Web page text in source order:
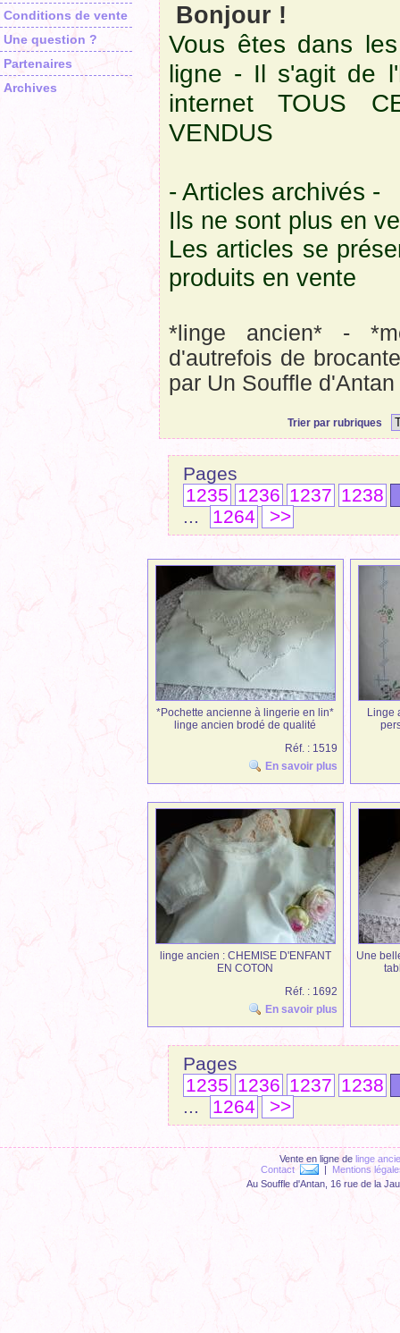
Conditions de vente
Une question ?
Partenaires
Archives
Bonjour !
Vous êtes dans
ligne - Il s'agit de
internet TOUS
VENDUS
- Articles archivés -
Ils ne sont plus en
Les articles se
produits en vente
*linge ancien* -
d'autrefois de
par Un Souffle d'Antan
Trier par rubriques
1235 1236 1237 1238
...
1264 >>
*Pochette ancienne à lingerie en lin*
linge ancien brodé de qualité
Réf. : 1519
En savoir plus
Linge
linge ancien : CHEMISE D'ENFANT
EN COTON
Réf. : 1692
En savoir plus
Une
1235 1236 1237 1238
...
1264 >>
Vente en ligne delinge
Contact
| Mentions
Au Souffle d'Antan, 16 rue de la